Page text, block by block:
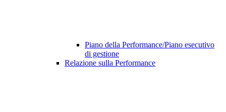
Piano della Performance/Piano esecutivo
di gestione
Relazione sulla Performance